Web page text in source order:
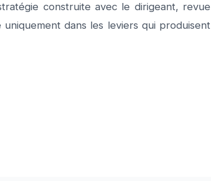
construite avec le dirigeant, revue
dans les leviers qui produisent